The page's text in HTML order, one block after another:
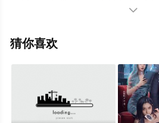
大陆电视剧，大结局剧情已揭晓（
信息可移步至豆瓣电视剧、电视猫

猜你喜欢